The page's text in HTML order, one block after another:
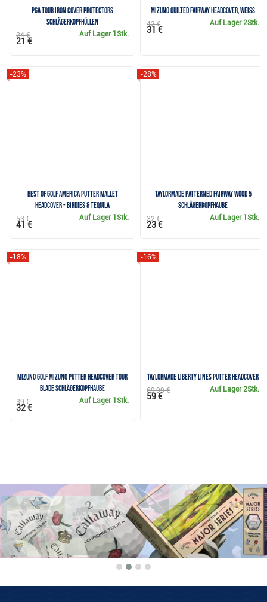
PGA Tour Iron Cover Protectors
Schlägerkopfhüllen
Auf Lager 1Stk.
24 €
21 €
Mizuno Quilted Fairway Headcover, weiss
Auf Lager2Stk.
42 €
31 €
Best of Golf America putter mallet
headcover - Birdies & Tequila
-23%
Auf Lager 1Stk.
53 €
41 €
TaylorMade Patterned Fairway Wood 5
Schlägerkopfhaube
-28%
Auf Lager 1Stk.
32 €
23 €
Mizuno Golf Mizuno Putter Headcover Tour
Blade Schlägerkopfhaube
-18%
Auf Lager 1Stk.
39 €
32 €
TaylorMade Liberty Lines Putter Headcover
-16%
Auf Lager2Stk.
69,99 €
59 €